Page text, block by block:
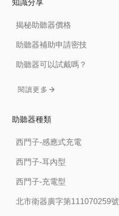
知識分享
揭秘助聽器價格
助聽器補助申請密技
助聽器可以試戴嗎？
閱讀更多
助聽器種類
西門子-感應式充電
西門子-耳內型
西門子-充電型
北市衛器廣字第111070259號